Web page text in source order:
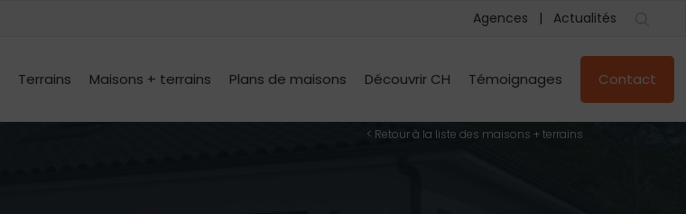
Agences Actualités
Terrains Maisons + terrains Plans de maisons Découvrir CH Témoignages Contact
< Retour à la liste des maisons + terrains